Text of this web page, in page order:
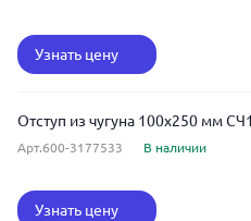
Узнать цену
Отступ из чугуна 100x250 мм
Арт.600-3177533 В наличии
Узнать цену